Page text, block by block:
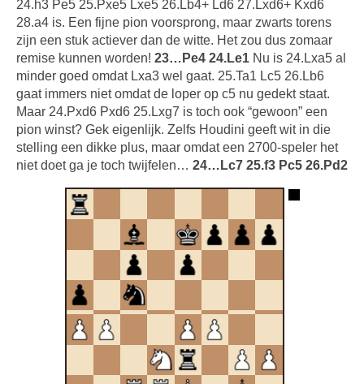
24.h3 Pe5 25.Pxe5 Lxe5 26.Lb4+ Ld6 27.Lxd6+ Kxd6
28.a4 is. Een fijne pion voorsprong, maar zwarts torens
zijn een stuk actiever dan de witte. Het zou dus zomaar
remise kunnen worden! 23…Pe4 24.Le1 Nu is 24.Lxa5 al
minder goed omdat Lxa3 wel gaat. 25.Ta1 Lc5 26.Lb6
gaat immers niet omdat de loper op c5 nu gedekt staat.
Maar 24.Pxd6 Pxd6 25.Lxg7 is toch ook “gewoon” een
pion winst? Gek eigenlijk. Zelfs Houdini geeft wit in die
stelling een dikke plus, maar omdat een 2700-speler het
niet doet ga je toch twijfelen… 24…Lc7 25.f3 Pc5 26.Pd2